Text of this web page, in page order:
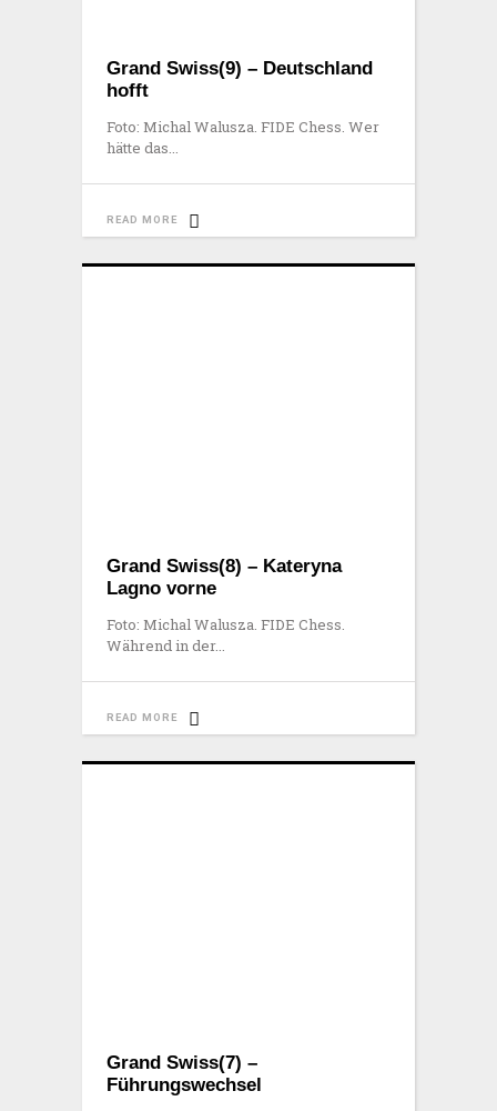
Grand Swiss(9) – Deutschland
hofft
Foto: Michal Walusza. FIDE Chess. Wer
hätte das
READ MORE
Grand Swiss(8) – Kateryna
Lagno vorne
Foto: Michal Walusza. FIDE Chess.
Während in der
READ MORE
Grand Swiss(7) –
Führungswechsel